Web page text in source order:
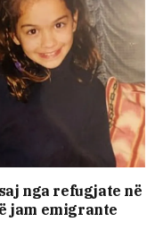
nga refugjate në
jam emigrante